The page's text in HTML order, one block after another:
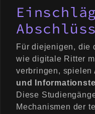
Für diejenigen, die
wie digitale Ritter
verbringen, spielen
und
Diese
Mechanismen der